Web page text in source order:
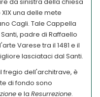
una delle mete
Cagli. Tale Cappella
padre di Raffaello
Varese tra il 1481 e il
lasciataci dal Santi.
fregio dell'architrave, è
di fondo sono
e la Resurrezione.